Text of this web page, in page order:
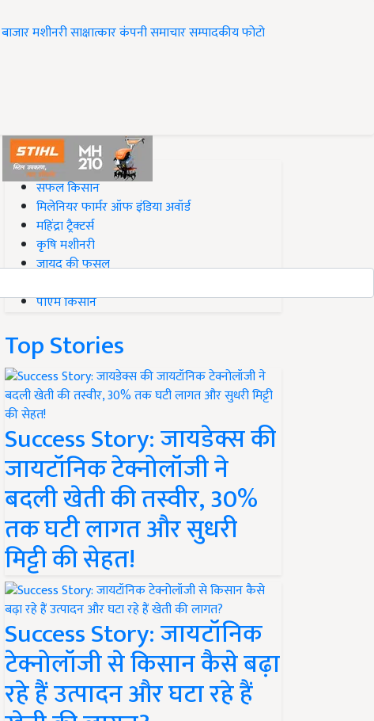
बाजारमशीनरीसाक्षात्कारकंपनी समाचारसम्पादकीयफोटो
#Top on Krishi Jagran
सफल किसान
मिलेनियर फार्मर ऑफ इंडिया अवॉर्ड
महिंद्रा ट्रैक्टर्स
कृषि मशीनरी
जायद की फसल
पीएम किसान
Top Stories
Success Story: जायडेक्स की
जायटॉनिक टेक्नोलॉजी ने
बदली खेती की तस्वीर, 30%
तक घटी लागत और सुधरी
मिट्टी की सेहत!
Success Story: जायटॉनिक
टेक्नोलॉजी से किसान कैसे बढ़ा
रहे हैं उत्पादन और घटा रहे हैं